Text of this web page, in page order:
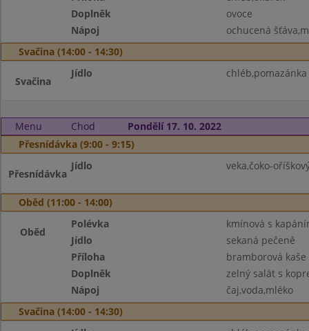
Doplněk
ovoce
Nápoj
ochucená
Svačina (14:00 - 14:30)
Svačina
Jídlo
Menu Chod
Pondělí 17. 10. 2022
Přesnídávka (9:00 - 9:15)
Přesnídávka
Jídlo veka,čoko-
Oběd (11:00 - 14:00)
Oběd
Polévka
kmínová s
Jídlo
sekaná pečeně
Příloha
bramborová kaše
Doplněk
zelný salát s
Nápoj
čaj,voda,mléko
Svačina (14:00 - 14:30)